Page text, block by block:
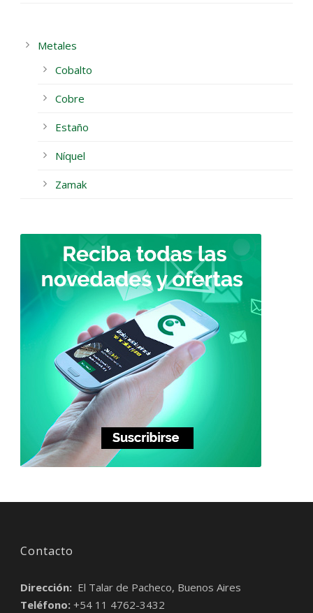
Metales
Cobalto
Cobre
Estaño
Níquel
Zamak
Contacto
Dirección: El Talar de Pacheco, Buenos Aires
Teléfono: +54 11 4762-3432